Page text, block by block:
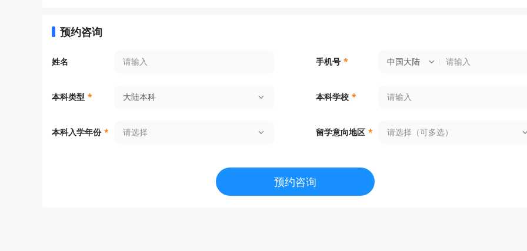
预约咨询
姓名 手机号 * 中国大陆
本科类型 * 大陆本科 本科学校 *
本科入学年份 * 请选择 留学意向地区 * 请选择（可多选）
预约咨询